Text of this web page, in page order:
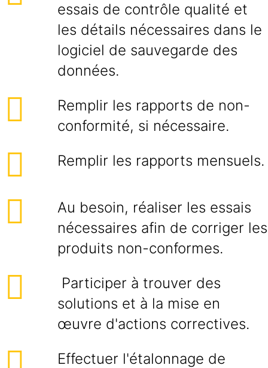
essais de contrôle qualité et
les détails nécessaires dans le
logiciel de sauvegarde des
données.
Remplir les rapports de non-
conformité, si nécessaire.
Remplir les rapports mensuels.
Au besoin, réaliser les essais
nécessaires afin de corriger les
produits non-conformes.
Participer à trouver des
solutions et à la mise en
œuvre d'actions correctives.
Effectuer l'étalonnage de